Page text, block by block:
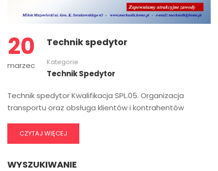
20
marzec
Technik spedytor
Kategorie
Technik Spedytor
Technik spedytor Kwalifikacja SPL.05. Organizacja
transportu oraz obsługa klientów i kontrahentów
CZYTAJ WIĘCEJ
WYSZUKIWANIE